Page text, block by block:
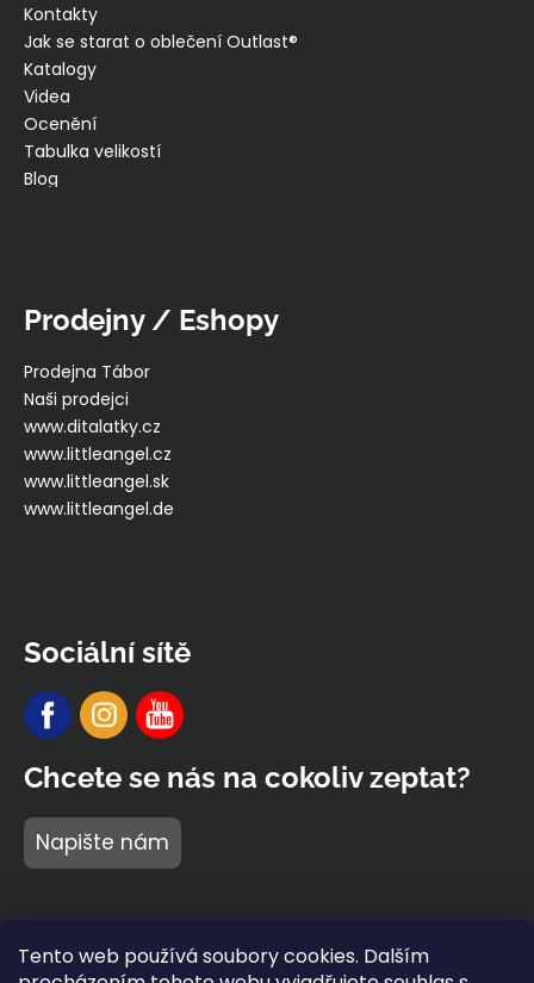
Tento web používá soubory cookies. Dalším
Kontakty
Jak se starat o oblečení Outlast®
Katalogy
Videa
Ocenění
Tabulka velikostí
Blog
Prodejny / Eshopy
Prodejna Tábor
Naši prodejci
www.ditalatky.cz
www.littleangel.cz
www.littleangel.sk
www.littleangel.de
Sociální sítě
Chcete se nás na cokoliv zeptat?
Napište nám